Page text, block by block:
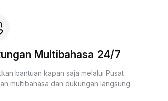
Multibahasa 24/7
bantuan kapan saja melalui Pusat
multibahasa dan dukungan langsung